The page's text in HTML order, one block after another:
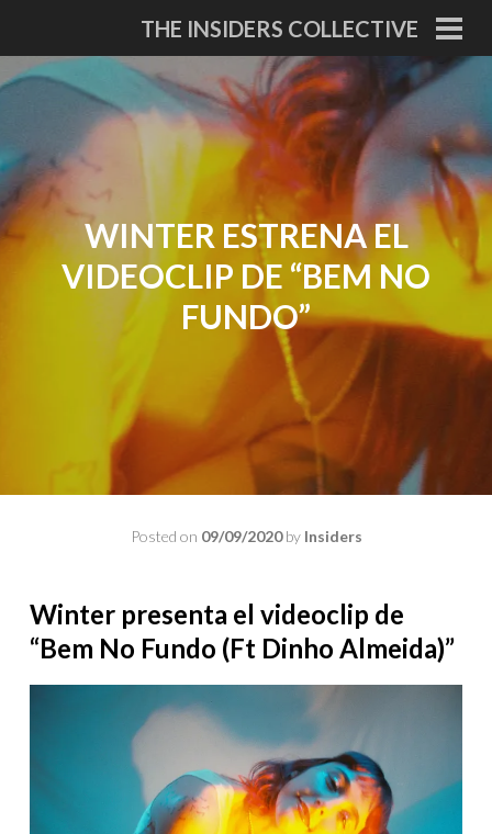
content
THE INSIDERS COLLECTIVE
WINTER ESTRENA EL
VIDEOCLIP DE “BEM NO
FUNDO”
Posted on 09/09/2020by Insiders
Winter presenta el videoclip de
“Bem No Fundo (Ft Dinho Almeida)”